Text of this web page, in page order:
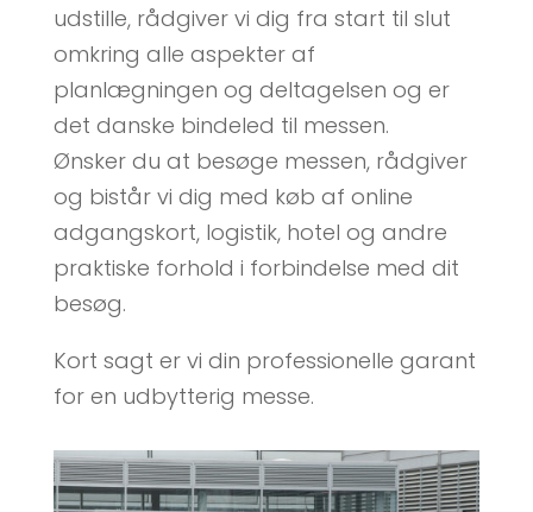
udstille, rådgiver vi dig fra start til slut
omkring alle aspekter af
planlægningen og deltagelsen og er
det danske bindeled til messen.
Ønsker du at besøge messen, rådgiver
og bistår vi dig med køb af online
adgangskort, logistik, hotel og andre
praktiske forhold i forbindelse med dit
besøg.
Kort sagt er vi din professionelle garant
for en udbytterig messe.